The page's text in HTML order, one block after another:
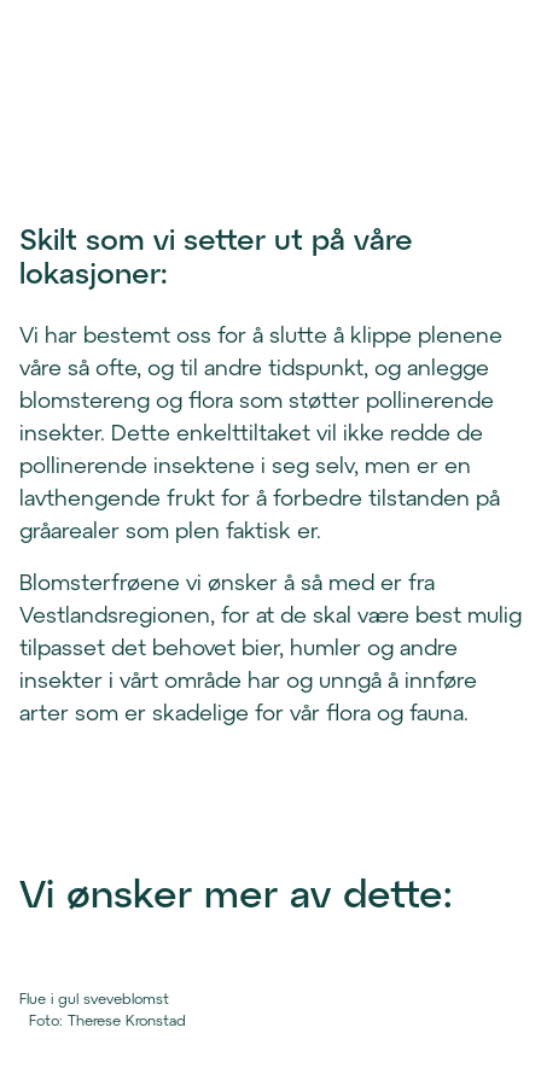
Skilt som vi setter ut på våre
lokasjoner:
Vi har bestemt oss for å slutte å klippe plenene
våre så ofte, og til andre tidspunkt, og anlegge
blomstereng og flora som støtter pollinerende
insekter. Dette enkelttiltaket vil ikke redde de
pollinerende insektene i seg selv, men er en
lavthengende frukt for å forbedre tilstanden på
gråarealer som plen faktisk er.
Blomsterfrøene vi ønsker å så med er fra
Vestlandsregionen, for at de skal være best mulig
tilpasset det behovet bier, humler og andre
insekter i vårt område har og unngå å innføre
arter som er skadelige for vår flora og fauna.
Vi ønsker mer av dette:
Flue i gul sveveblomst
Foto: Therese Kronstad